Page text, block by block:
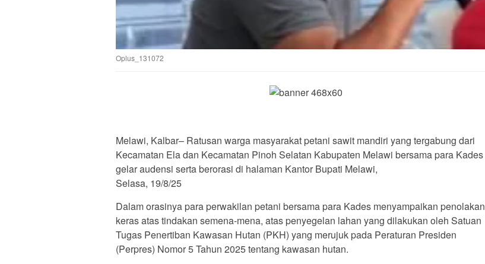
Oplus_131072
Melawi, Kalbar– Ratusan warga masyarakat petani sawit mandiri yang tergabung dari
Kecamatan Ela dan Kecamatan Pinoh Selatan Kabupaten Melawi bersama para Kades
gelar audensi serta berorasi di halaman Kantor Bupati Melawi,
Selasa, 19/8/25
Dalam orasinya para perwakilan petani bersama para Kades menyampaikan penolakan
keras atas tindakan semena-mena, atas penyegelan lahan yang dilakukan oleh Satuan
Tugas Penertiban Kawasan Hutan (PKH) yang merujuk pada Peraturan Presiden
(Perpres) Nomor 5 Tahun 2025 tentang kawasan hutan.